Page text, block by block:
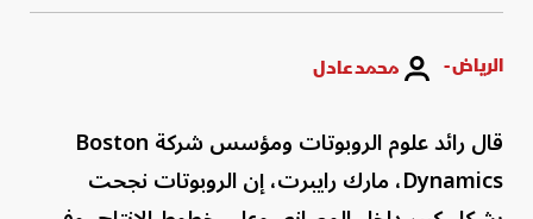
الرياض - محمد عادل
قال رائد علوم الروبوتات ومؤسس شركة Boston
Dynamics، مارك رايبرت، إن الروبوتات نجحت